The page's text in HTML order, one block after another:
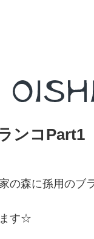
ンコPart1
の森に孫用のブ
す☆